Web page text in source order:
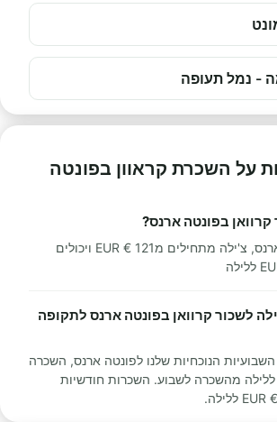
- נמל תעופה
על השכרת קראוון בפונטה
בפונטה ארנס?
קרוואנים בפונטה ארנס, צ'ילה מתחילים מ121 € EUR ויכולים
לשכור קרוואן בפונטה ארנס לתקופה
הנוכחיות שלנו לפונטה ארנס, השכרה
מהשכרה לשבוע. השכרות חודשיות